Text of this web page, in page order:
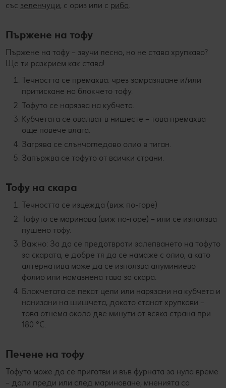
със зеленчуци, с ориз или с риба.
Пържене на тофу
Пържене на тофу – звучи лесно, но не става хрупкаво?
Ще ти разкрием как става!
Течността се премахва: чрез замразяване и/или
притискане на блокчето тофу.
Тофуто се нарязва на кубчета.
Кубчетата се овалват в нишесте – това премахва
още повече влага.
Загрява се слънчогледово олио в тиган.
Запържва се тофуто от всички страни.
Тофу на скара
Течността се изцежда (виж по-горе)
Тофуто се маринова (виж по-горе) – или се използва
пушено тофу.
Важно: За да се предотврати залепването на тофуто
за скарата, е добре тя да се намаже с олио, а като
алтернатива може да се използва алуминиево
фолио или намазнена тава за скара.
Блокчетата се пекат цели или нарязани на кубчета и
нанизани на шишчета, докато станат хрупкави –
това отнема около две минути от всяка страна при
180 °C.
Печене на тофу
Тофуто може да се приготви и във фурната за нула време
– дали преди или след мариноване, мненията са